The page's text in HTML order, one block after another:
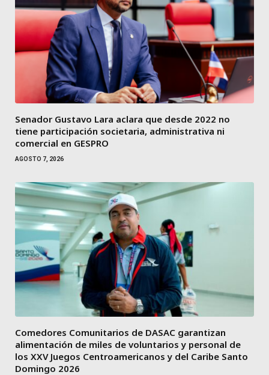
Senador Gustavo Lara aclara que desde 2022 no
tiene participación societaria, administrativa ni
comercial en GESPRO
AGOSTO 7, 2026
Comedores Comunitarios de DASAC garantizan
alimentación de miles de voluntarios y personal de
los XXV Juegos Centroamericanos y del Caribe Santo
Domingo 2026